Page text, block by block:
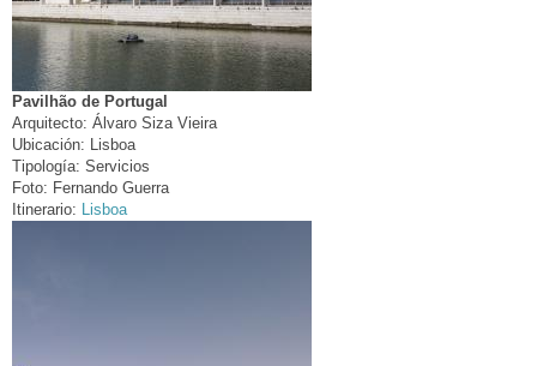
Pavilhão de Portugal
Arquitecto: Álvaro Siza Vieira
Ubicación: Lisboa
Tipología: Servicios
Foto: Fernando Guerra
Itinerario: Lisboa